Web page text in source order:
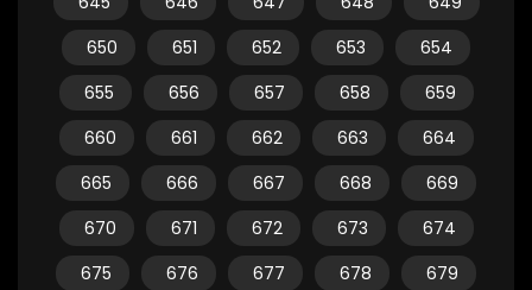
650
651 652 653
654
655
656 657 658
659
660
661 662 663
664
665
666 667 668
669
670
671 672 673
674
675
676 677 678
679